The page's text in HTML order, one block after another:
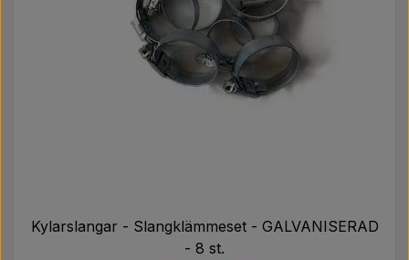
Kylarslangar - Slangklämmeset - GALVANISERAD
- 8 st.